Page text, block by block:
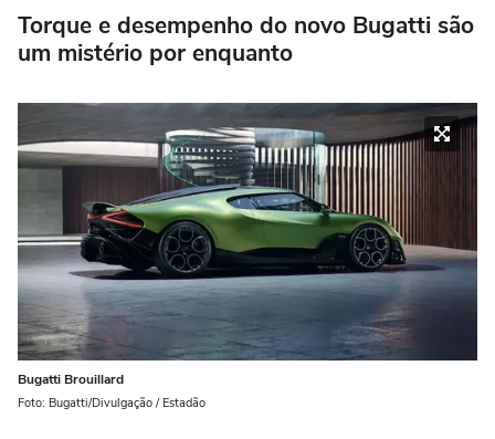
Torque e desempenho do novo Bugatti são
um mistério por enquanto
Bugatti Brouillard
Foto: Bugatti/Divulgação / Estadão